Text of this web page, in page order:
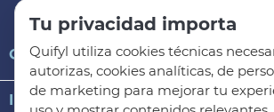
QUIFYL
INFORMACIÓN GENERAL
Tu privacidad importa
Quifyl utiliza cookies técnicas
autorizas, cookies analíticas, de
de marketing para mejorar tu